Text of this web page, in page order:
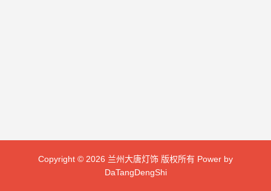
Copyright © 2026 兰州大唐灯饰 版权所有 Power by
DaTangDengShi